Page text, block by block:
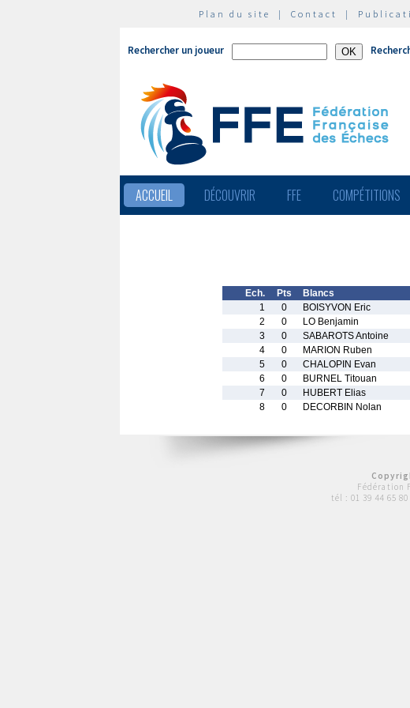
Plan du site | Contact |
Rechercher un joueur
ACCUEIL DÉCOUVRIR FFE COMPÉTITIONS
Ech. Pts Blancs
1
0 BOISYVON Eric
2
0 LO Benjamin
3
0 SABAROTS Antoine
4
0 MARION Ruben
5
0 CHALOPIN Evan
6
0 BURNEL Titouan
7
0 HUBERT Elias
8
0 DECORBIN Nolan
Fédération
tél : 01 39 44 65 80